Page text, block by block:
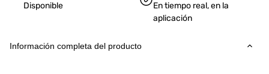
Disponible
En tiempo real, en la
aplicación
Información completa del producto